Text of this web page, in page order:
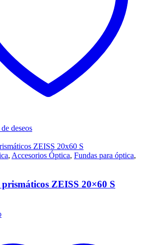
deseos
, Accesorios Óptica, Fundas para óptica,
ZEISS 20×60 S